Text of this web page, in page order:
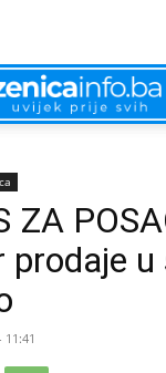
ZA
prodaje u
11:41